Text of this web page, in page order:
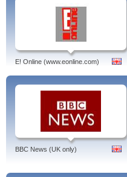
E! Online (www.eonline.com)
BBC News (UK only)